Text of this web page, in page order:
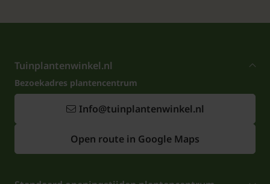
Tuinplantenwinkel.nl
Bezoekadres plantencentrum
Info@tuinplantenwinkel.nl
Open route in Google Maps